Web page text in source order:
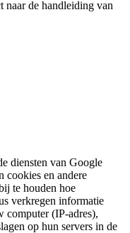
naar de handleiding van
diensten van Google
cookies en andere
te houden hoe
verkregen informatie
computer (IP-adres),
op hun servers in de